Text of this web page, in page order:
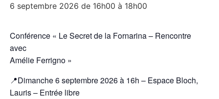
6 septembre 2026 de 16h00 à 18h00
Conférence « Le Secret de la Fornarina – Rencontre
avec
Amélie Ferrigno »
📍Dimanche 6 septembre 2026 à 16h – Espace Bloch,
Lauris – Entrée libre